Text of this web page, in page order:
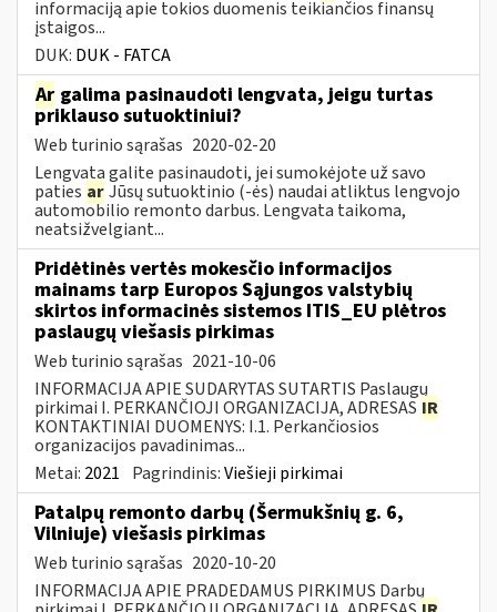
informaciją apie tokios duomenis teikiančios finansų
įstaigos...
DUK: DUK - FATCA
Ar galima pasinaudoti lengvata, jeigu turtas
priklauso sutuoktiniui?
Web turinio sąrašas 2020-02-20
Lengvata galite pasinaudoti, jei sumokėjote už savo
paties arJūsų sutuoktinio (-ės) naudai atliktus lengvojo
automobilio remonto darbus. Lengvata taikoma,
neatsižvelgiant...
Pridėtinės vertės mokesčio informacijos
mainams tarp Europos Sąjungos valstybių
skirtos informacinės sistemos ITIS_EU plėtros
paslaugų viešasis pirkimas
Web turinio sąrašas 2021-10-06
INFORMACIJA APIE SUDARYTAS SUTARTIS Paslaugų
pirkimai I. PERKANČIOJI ORGANIZACIJA, ADRESAS IR
KONTAKTINIAI DUOMENYS: I.1. Perkančiosios
organizacijos pavadinimas...
Metai: 2021 Pagrindinis:Viešieji pirkimai
Patalpų remonto darbų (Šermukšnių g. 6,
Vilniuje) viešasis pirkimas
Web turinio sąrašas 2020-10-20
INFORMACIJA APIE PRADEDAMUS PIRKIMUS Darbų